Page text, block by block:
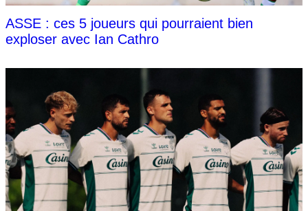
ASSE : ces 5 joueurs qui pourraient bien
exploser avec Ian Cathro